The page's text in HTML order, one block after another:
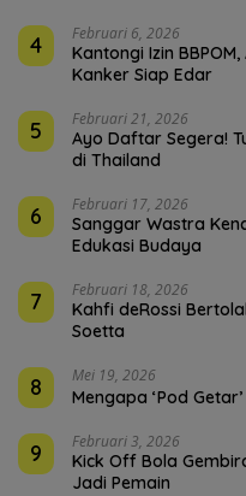
4 Februari 6, 2026
Kantongi Izin
Kanker Siap Edar
5 Februari 21, 2026
Ayo Daftar Segera!
di Thailand
6 Februari 17, 2026
Sanggar Wastra
Edukasi Budaya
7 Februari 18, 2026
Kahfi deRossi
Soetta
8 Mei 19, 2026
Mengapa ‘Pod
9 Februari 3, 2026
Kick Off Bola
Jadi Pemain